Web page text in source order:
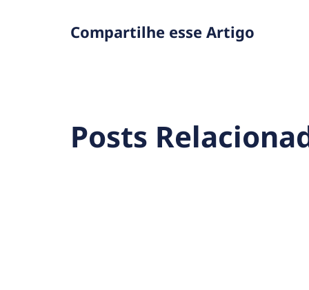
Compartilhe esse Artigo
Posts